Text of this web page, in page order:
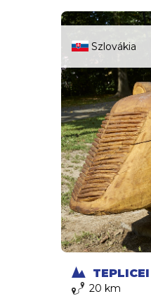
Szlovákia
20 km